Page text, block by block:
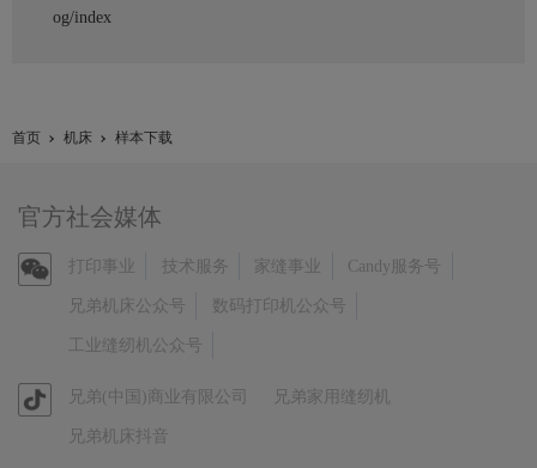
og/index
首页 机床 样本下载
官方社会媒体
官
信
打印事业 技术服务 家缝事业 Candy服务号
兄弟机床公众号 数码打印机公众号
工业缝纫机公众号
官兄弟(中国)商业有限公司 兄弟家用缝纫机
兄弟机床抖音